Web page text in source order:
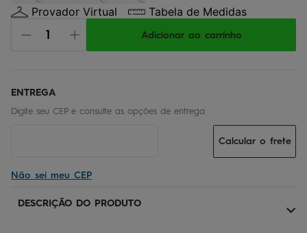
Provador Virtual Tabela de Medidas
Adicionar ao carrinho
Não sei meu CEP
Calcular o frete
DESCRIÇÃO DO PRODUTO